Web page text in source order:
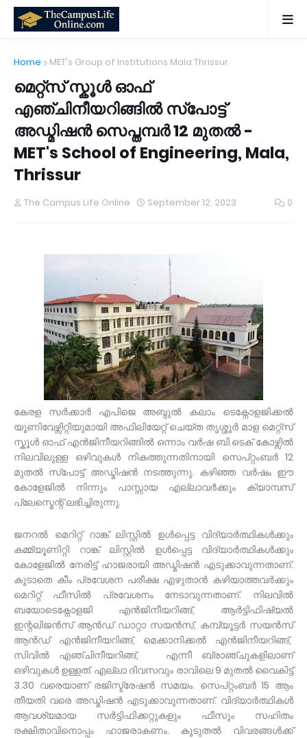
Home MET's Group of Institutions Mala Thrissur
മെറ്റ്സ് സ്കൂൾ ഓഫ്
എഞ്ചിനീയറിങ്ങിൽ സ്പോട്ട്
അഡ്മിഷൻ സെപ്തമ്പർ 12 മുതൽ -
MET's School of Engineering, Mala,
Thrissur
The Campus Life Online September 12, 2023 0
കേരള സർക്കാർ എപിജെ അബ്ദുൽ കലാം ടെക്നോളജിക്കൽ
യൂണിവേഴ്സിറ്റിയുമായി അഫിലിയേറ്റ് ചെയ്ത തൃശ്ശൂർ മാള മെറ്റ്സ്
സ്കൂൾ ഓഫ് എൻജിനീയറിങ്ങിൽ ഒന്നാം വർഷ ബി.ടെക് കോഴ്സിൽ
നിലവിലുള്ള ഒഴിവുകൾ നികത്തുന്നതിനായി സെപ്റ്റംബർ 12
മുതൽ സ്പോട്ട് അഡ്മിഷൻ നടത്തുന്നു. കഴിഞ്ഞ വർഷം ഈ
കോളേജിൽ നിന്നും പാസ്സായ എല്ലാവർക്കും ക്യാമ്പസ്
പ്ലേസ്മെന്റ് ലഭിച്ചിരുന്നു.
ജനറൽ മെറിറ്റ് റാങ്ക് ലിസ്റ്റിൽ ഉൾപ്പെട്ട വിദ്യാർത്ഥികൾക്കും
കമ്മ്യൂണിറ്റി റാങ്ക് ലിസ്റ്റിൽ ഉൾപ്പെട്ട വിദ്യാർത്ഥികൾക്കും
കോളേജിൽ നേരിട്ട് ഹാജരായി അഡ്മിഷൻ എടുക്കാവുന്നതാണ്.
കൂടാതെ കീം പ്രവേശന പരീക്ഷ എഴുതാൻ കഴിയാത്തവർക്കും
മെറിറ്റ് ഫീസിൽ പ്രവേശനം നേടാവുന്നതാണ്. നിലവിൽ
ബയോടെക്നോളജി എൻജിനീയറിങ്ങ്, ആർട്ടിഫിഷ്യൽ
ഇന്റലിജൻസ് ആൻഡ് ഡാറ്റാ സയൻസ്, കമ്പ്യൂട്ടർ സയൻസ്
ആൻഡ് എൻജിനീയറിങ്ങ്, മെക്കാനിക്കൽ എൻജിനീയറിങ്ങ്,
സിവിൽ എഞ്ചിനീയറിങ്ങ്, എന്നീ ബ്രാഞ്ചുകളിലാണ്
ഒഴിവുകള്‍ ഉള്ളത്. എല്ലാ ദിവസവും രാവിലെ 9 മുതൽ വൈകിട്ട്
3.30 വരെയാണ് രജിസ്ട്രേഷൻ സമയം. സെപ്റ്റംബർ 15 ആം
തീയതി വരെ അഡ്മിഷൻ എടുക്കാവുന്നതാണ്. വിദ്യാർത്ഥികൾ
ആവശ്യമായ സർട്ടിഫിക്കറ്റുകളും ഫീസും സഹിതം
രക്ഷിതാവിനൊപ്പം ഹാജരാകണം. കൂടുതൽ വിവരങ്ങൾക്ക്